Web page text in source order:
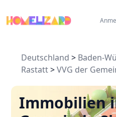
Deutschland > Baden-
Rastatt>VVG der
Immobilien